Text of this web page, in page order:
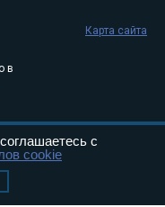
в
Карта сайта
с
cookie